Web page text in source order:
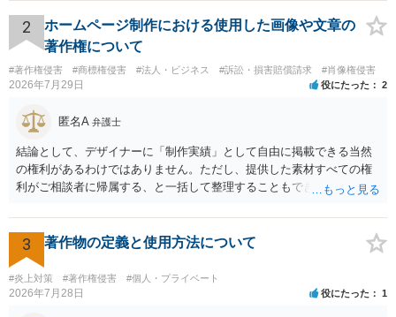
推測できる」という点は、裁判で争われた場合に「専ら顧客吸引力の
利用を目的とする」と判断される余地を残すため、一定の注意が必要
です。 また、広告収益の有無は、侵害判断に一定の影響を与える可能
性がありますが、決定的要因ではありません。 パブリシティ権侵害の
成否は、主に「専ら顧客吸引力の利用を目的とするか」という点で判
断されます。広告収益があることは「商業的目的」を強く示す要素で
すが、それだけで直ちに侵害となるわけではありません。完全無償・
非営利であれば「表現の自由」「創作物」としての側面が強く評価さ
れる可能性があります。一方、広告収益がある場合は「商業利用」と
しての色彩が強まり、リスクが高まる可能性があります。 公開前に変
更・確認しておく事項については、公開の場でアドバイスするにも限
界があるかと思うので、資料等を持参の上、弁護士に相談されること
も一つかと存じます。
2
ホームページ制作における使用した画像や文章の
著作権について
#著作権侵害 #商標権侵害 #法人・ビジネス #訴訟・損害賠償請求 #肖像権侵害
2026年7月29日 役にたった 2
匿名A 弁護士
結論として、デザイナーに「制作実績」として自由に掲載できる当然
の権利があるわけではありません。ただし、提供した素材すべての権
利がご相談者に帰属する、と一括して整理することもできません。 ご
身が著作権者です。 他方、ブランド名、文字主体のロゴ、商品情報、
短いキャッチコピー、販売コンセプトなどは、通常、著作物には当た
りません。ただし、ロゴに独自の図形やイラスト等が含まれる場合に
は、その表現部分が著作物となる可能性があります。 また、人物写真
の著作権は撮影者に、肖像に関する権利は被写体本人に帰属します
3 著作物の定義と使用方法について
#炎上対策 #著作権侵害 #個人・プライベート
2026年7月28日 役にたった 1